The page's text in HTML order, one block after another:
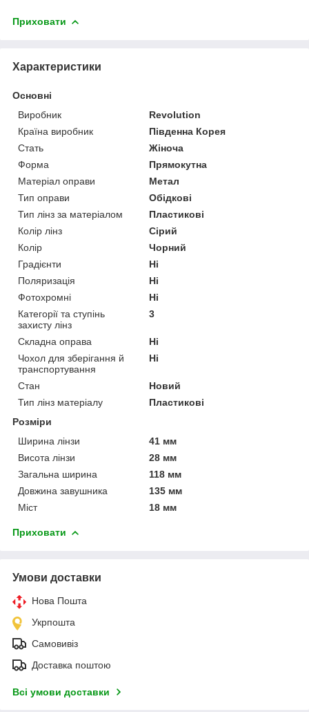
Приховати
Характеристики
Основні
Виробник
Revolution
Країна виробник
Південна Корея
Стать
Жіноча
Форма
Прямокутна
Матеріал оправи
Метал
Тип оправи
Обідкові
Тип лінз за матеріалом
Пластикові
Колір лінз
Сірий
Колір
Чорний
Градієнти
Ні
Поляризація
Ні
Фотохромні
Ні
Категорії та ступінь
захисту лінз
3
Складна оправа
Ні
Чохол для зберігання й
транспортування
Ні
Стан
Новий
Тип лінз матеріалу
Пластикові
Розміри
Ширина лінзи
41 мм
Висота лінзи
28 мм
Загальна ширина
118 мм
Довжина завушника
135 мм
Міст
18 мм
Приховати
Умови доставки
Нова Пошта
Укрпошта
Самовивіз
Доставка поштою
Всі умови доставки